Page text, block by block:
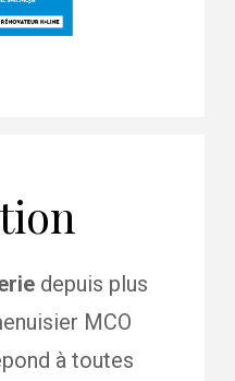
depuis plus
MCO
à toutes